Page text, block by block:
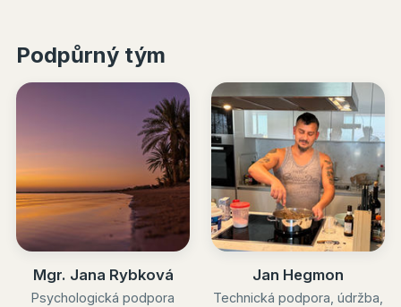
Podpůrný tým
Mgr. Jana Rybková
Psychologická podpora
Jan Hegmon
Technická podpora, údržba,